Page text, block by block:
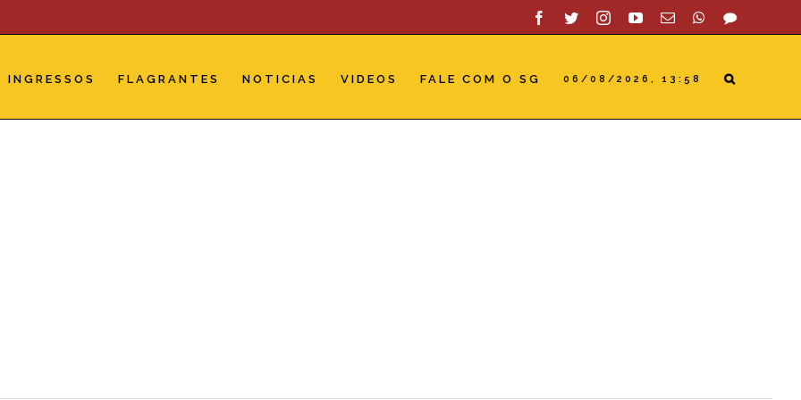
Facebook
TwitterInstagramYouTube
Email WhatsApp
SAC
INGRESSOS FLAGRANTES NOTICIAS VIDEOS FALE COM O SG 06/08/2026, 13:58